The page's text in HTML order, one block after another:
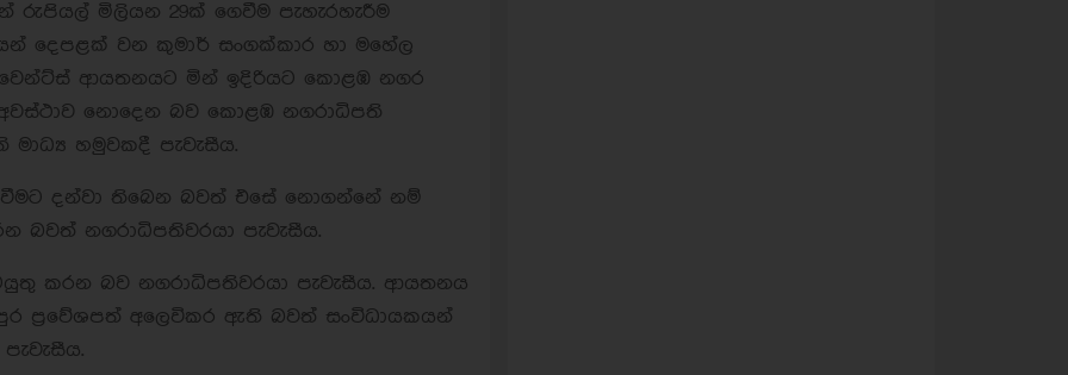
මිලියන 29ක් ගෙවීම පැහැරහැරීම
දෙපළක් වන කුමාර් සංගක්කාර හා මහේල
ආයතනයට මින් ඉදිරියට කොළඹ නගර
නොදෙන බව කොළඹ නගරාධිපති
මාධ්‍ය හමුවකදී පැවැසීය.
දන්වා තිබෙන බවත් එසේ නොගන්නේ නම්
නගරාධිපතිවරයා පැවැසීය.
කරන බව නගරාධිපතිවරයා පැවැසීය. ආයතනය
ප්‍රවේශපත්‍ අලෙවිකර ඇති බවත් සංවිධායකයන්